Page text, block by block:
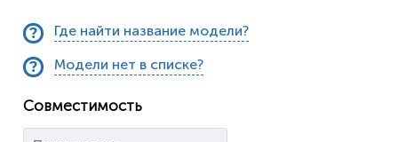
Где найти название модели?
Модели нет в списке?
Совместимость